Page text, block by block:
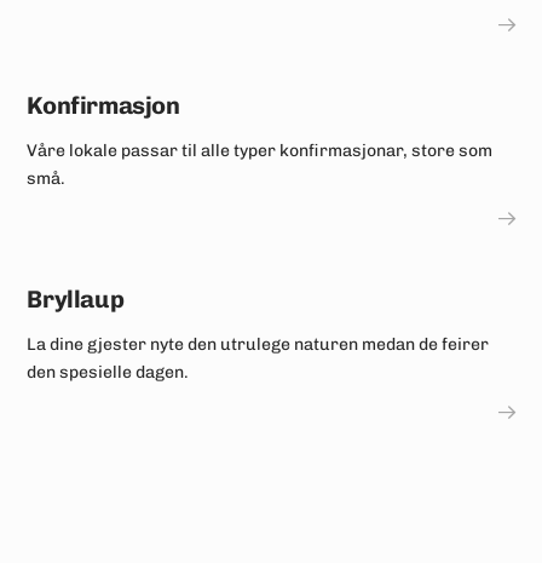
Konfirmasjon
Våre lokale passar til alle typer konfirmasjonar, store som
små.
Bryllaup
La dine gjester nyte den utrulege naturen medan de feirer
den spesielle dagen.